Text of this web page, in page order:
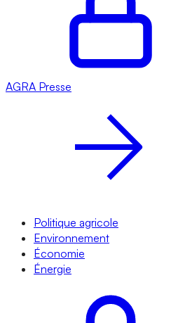
AGRA Presse
Politique agricole
Environnement
Économie
Énergie